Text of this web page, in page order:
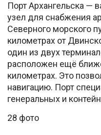
Порт Архангельска —
узел для снабжения
Северного морского
километрах от
один из двух
расположен ещё
километрах. Это
навигацию. Порт
генеральных и
28 фото